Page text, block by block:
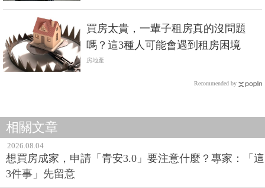
買房太貴，一輩子租房真的沒問題
嗎？這3種人可能會遇到租房困境
房地產
Recommended by
相關文章
2026.08.04
想買房成家，申請「青安3.0」要注意什麼？專家：「這
3件事」先留意